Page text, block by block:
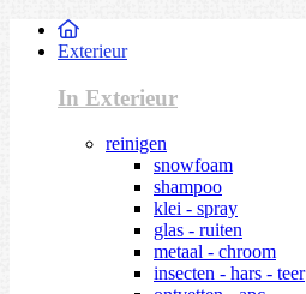
Exterieur
In Exterieur
reinigen
snowfoam
shampoo
klei - spray
glas - ruiten
metaal - chroom
insecten - hars - teer